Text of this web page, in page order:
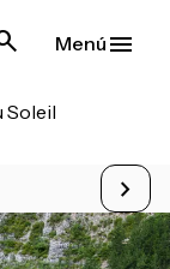
Menú
Soleil